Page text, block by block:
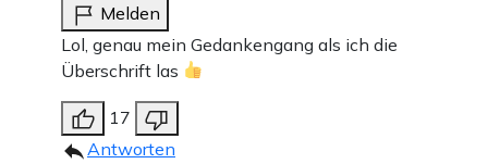
Melden
Lol, genau mein Gedankengang als ich die
Überschrift las
17
Antworten